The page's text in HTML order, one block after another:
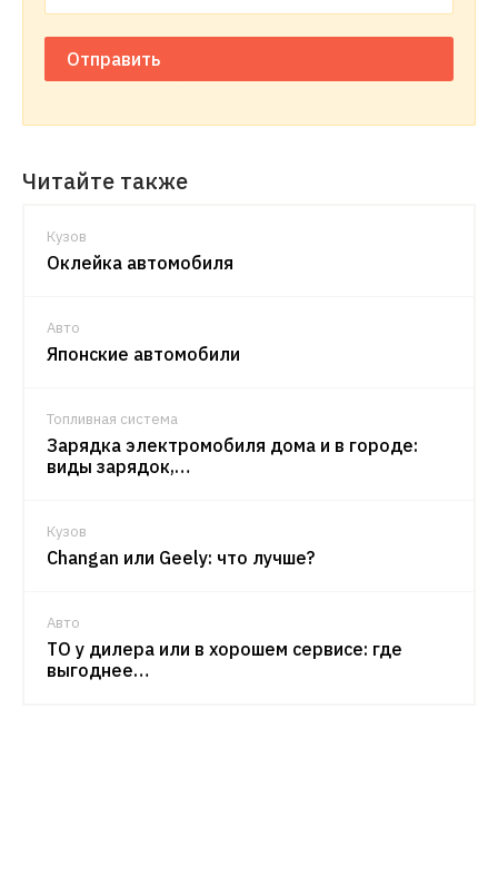
Отправить
Читайте также
Кузов
Оклейка автомобиля
Авто
Японские автомобили
Топливная система
Зарядка электромобиля дома и в городе:
виды зарядок,…
Кузов
Changan или Geely: что лучше?
Авто
ТО у дилера или в хорошем сервисе: где
выгоднее…